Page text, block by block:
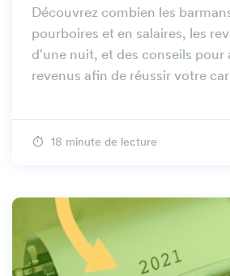
Découvrez combien les
pourboires et en salaires, les
d'une nuit, et des conseils pour
revenus afin de réussir votre
18 minute de lecture